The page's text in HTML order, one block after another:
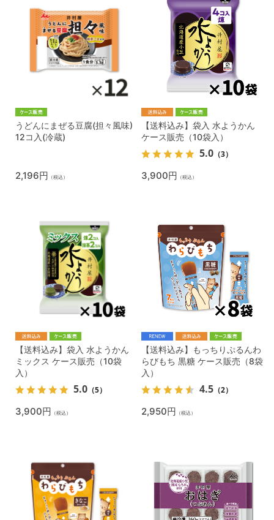
うどんにまぜる豆腐(担々風味)
12コ入(冷蔵)
2,196円 （税込）
【送料込み】袋入 水ようかん
ケース販売（10袋入）
5.0 （3）
3,900円 （税込）
【送料込み】袋入 水ようかん
ミックス ケース販売（10袋
入）
5.0 （5）
3,900円 （税込）
【送料込み】もっちりぷるんわ
らびもち 黒糖 ケース販売（8袋
入）
4.5 （2）
2,950円 （税込）